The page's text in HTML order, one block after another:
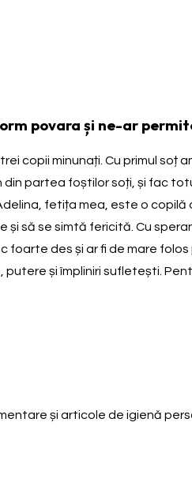
povara și ne-ar
copii minunați. Cu primul
partea foștilor soți, și fac
fetița mea, este o
și să se simtă fericită. Cu
foarte des și ar fi de mare
și împliniri sufletești.
și articole de igienă